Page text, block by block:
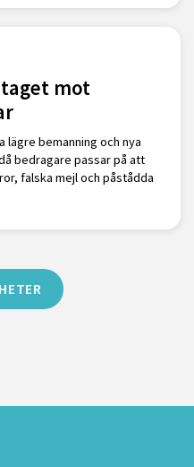
mot
bemanning och nya
bedragare passar på att
falska mejl och påstådda